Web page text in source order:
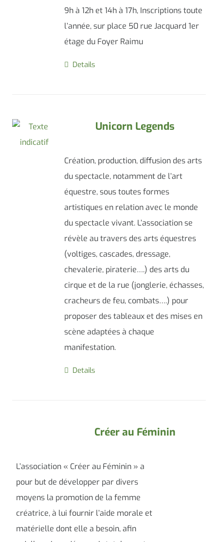
9h à 12h et 14h à 17h, Inscriptions toute
l’année, sur place 50 rue Jacquard 1er
étage du Foyer Raimu
Details
Unicorn Legends
Création, production, diffusion des arts
du spectacle, notamment de l’art
équestre, sous toutes formes
artistiques en relation avec le monde
du spectacle vivant. L’association se
révèle au travers des arts équestres
(voltiges, cascades, dressage,
chevalerie, piraterie….) des arts du
cirque et de la rue (jonglerie, échasses,
cracheurs de feu, combats….) pour
proposer des tableaux et des mises en
scène adaptées à chaque
manifestation.
Details
Créer au Féminin
L’association « Créer au Féminin » a
pour but de développer par divers
moyens la promotion de la femme
créatrice, à lui fournir l’aide morale et
matérielle dont elle a besoin, afin